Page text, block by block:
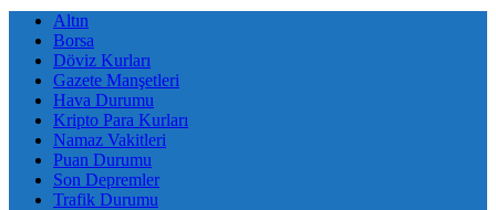
Altın
Borsa
Döviz Kurları
Gazete Manşetleri
Hava Durumu
Kripto Para Kurları
Namaz Vakitleri
Puan Durumu
Son Depremler
Trafik Durumu